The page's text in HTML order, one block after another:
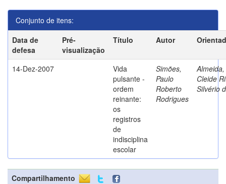
Conjunto de itens:
Data de
defesa
Pré-
visualização
Título Autor
14-Dez-2007
Vida
pulsante -
ordem
reinante:
os
registros
de
indisciplina
escolar
Simões,
Paulo
Roberto
Rodrigues
Almeida,
Cleide
Silvério
Compartilhamento